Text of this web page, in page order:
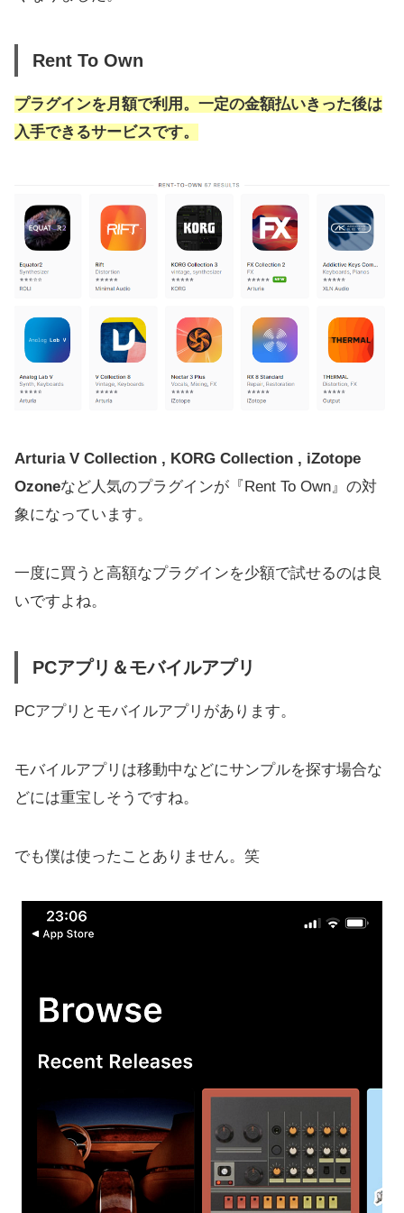
Rent To Own
プラグインを月額で利用。一定の金額払いきった後は
入手できるサービスです。
Arturia V Collection , KORG Collection , iZotope
Ozoneなど人気のプラグインが『Rent To Own』の対
象になっています。
一度に買うと高額なプラグインを少額で試せるのは良
いですよね。
PCアプリ＆モバイルアプリ
PCアプリとモバイルアプリがあります。
モバイルアプリは移動中などにサンプルを探す場合な
どには重宝しそうですね。
でも僕は使ったことありません。笑